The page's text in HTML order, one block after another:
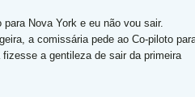
Nova York e eu não vou sair.
a comissária pede ao Co-piloto
a gentileza de sair da primeira